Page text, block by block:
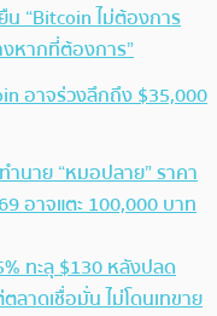
“Bitcoin ไม่ต้องการ
งหากที่ต้องการ”
อาจร่วงลึกถึง $35,000
นาย “หมอปลาย” ราคา
อาจแตะ 100,000 บาท
ทะลุ $130 หลังปลด
าดเชื่อมั่น ไม่โดนเทขาย